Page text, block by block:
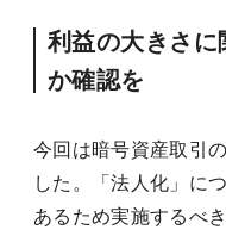
利益の大きさ
か確認を
今回は暗号資産取引
した。「法人化」に
あるため実施するべ